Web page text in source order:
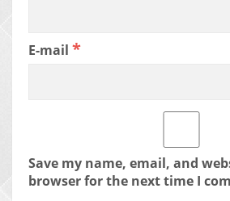
E-mail *
Save my name, email, and
browser for the next time I